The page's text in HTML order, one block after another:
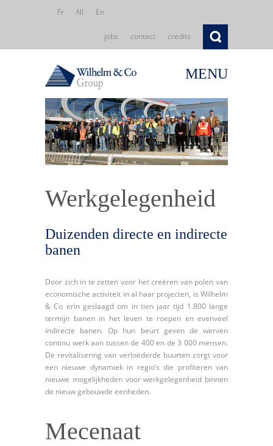
Fr Nl En
jobs contact credits
MENU
Werkgelegenheid
Duizenden directe en indirecte
banen
Door zich in te zetten voor het creëren van polen van
economische activiteit in al haar projecten, is Wilhelm
& Co erin geslaagd om in tien jaar tijd 1.800 lange
termijn banen in het leven te roepen en evenveel
indirecte banen. Op hun beurt geven de werven
continu werk aan tussen de 400 en de 3 000 mensen.
De revitalisering van verloederde buurten zorgt voor
een nieuwe dynamiek in regio’s die profiteren van
nieuwe mogelijkheden voor werkgelegenheid binnen
de nieuw gebouwde eenheden.
Mecenaat